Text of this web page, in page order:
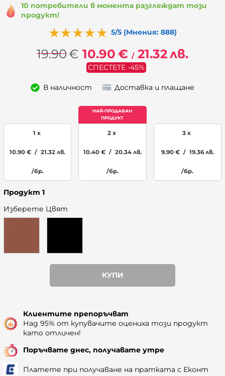
10 потребители в момента разглеждат този
продукт!
5/5 (Мнения: 888)
19.90€ 10.90 € / 21.32лв.
СПЕСТЕТЕ -45%
В наличност Доставка и плащане
1 x
10.90 € / 21.32 лв.
/бр.
2 x
10.40 € / 20.34 лв.
/бр.
3 x
9.90 € / 19.36 лв.
/бр.
Продукт 1
Изберете Цвят
КУПИ
Клиентите препоръчват
Над 95% от купувачите оцениха този продукт
като отличен!
Поръчвате днес, получавате утре
Платете при получаване на пратката с Еконт